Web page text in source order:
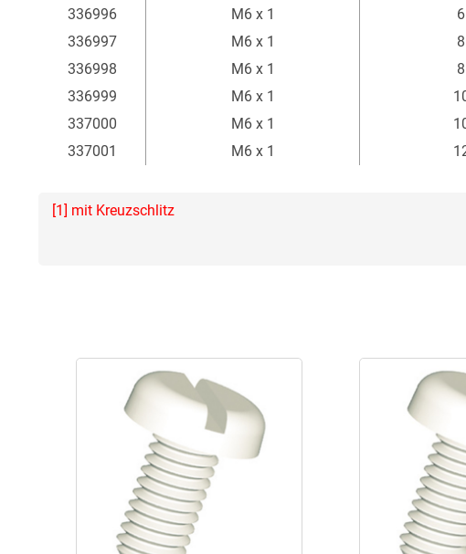
336996
M6 x 1 6
336997
M6 x 1 8
336998
M6 x 1 8
336999
M6 x 1
337000
M6 x 1
337001
M6 x 1
[1] mit Kreuzschlitz